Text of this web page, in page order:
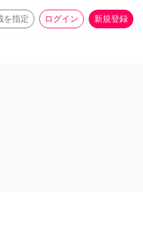
を指定 ログイン 新規登録